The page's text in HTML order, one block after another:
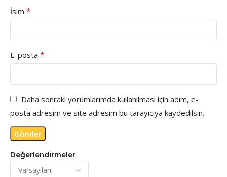
Değerlendirmeler
İsim *
E-posta *
Daha sonraki yorumlarımda kullanılması için adım, e-
posta adresim ve site adresim bu tarayıcıya kaydedilsin.